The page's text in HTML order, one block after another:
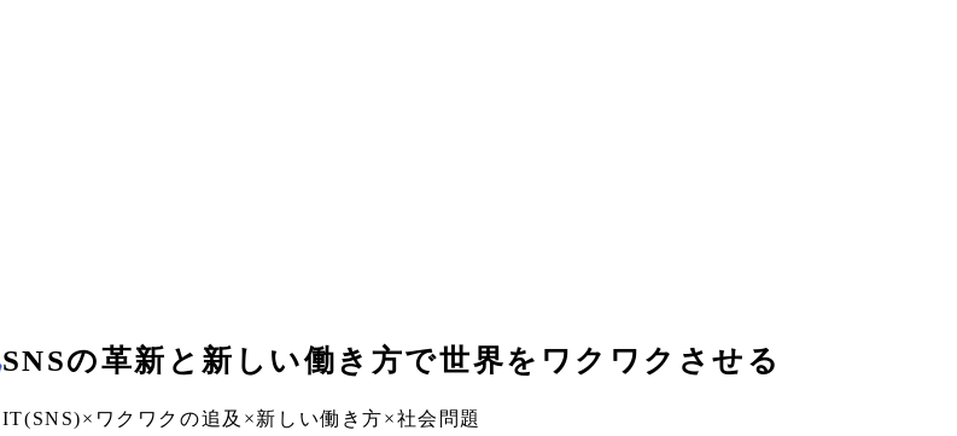
SNSの革新と新しい働き方で世界をワクワクさせる
IT(SNS)×ワクワクの追及×新しい働き方×社会問題